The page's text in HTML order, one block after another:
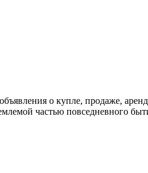
о купле, продаже,
частью повседневного